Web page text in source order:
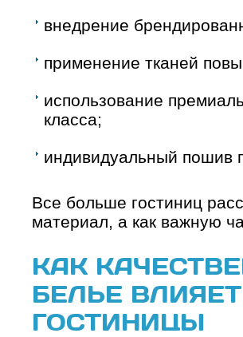
внедрение
применение тканей
использование
класса;
индивидуальный пошив
Все больше гостиниц
материал, а как важную
КАК
БЕЛЬЕ
ГОСТИНИЦЫ